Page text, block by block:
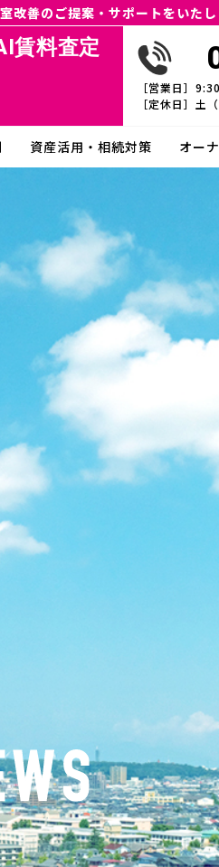
改善のご提案・サポートをいた
賃料査定
［営業日］
［定休日］土
資産活用・相続対策 オー